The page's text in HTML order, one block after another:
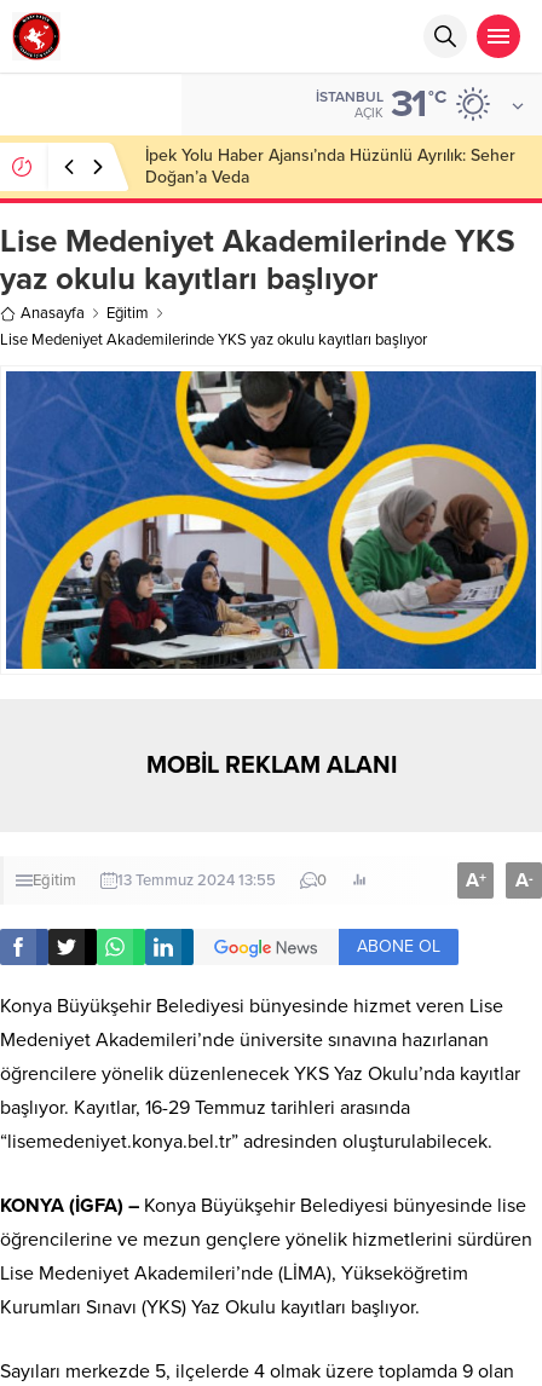
İSTANBUL
AÇIK 31°C
Başkan Nihat Öztürk, Şanahan’da Hacı Eryaman’a
Misafir Oldu
Lise Medeniyet Akademilerinde YKS
yaz okulu kayıtları başlıyor
Anasayfa
Eğitim
Lise Medeniyet Akademilerinde YKS yaz okulu kayıtları başlıyor
MOBİL REKLAM ALANI
Eğitim 13 Temmuz 2024 13:55 0 A+ A-
ABONE OL
Konya Büyükşehir Belediyesi bünyesinde hizmet veren Lise
Medeniyet Akademileri’nde üniversite sınavına hazırlanan
öğrencilere yönelik düzenlenecek YKS Yaz Okulu’nda kayıtlar
başlıyor. Kayıtlar, 16-29 Temmuz tarihleri arasında
“lisemedeniyet.konya.bel.tr” adresinden oluşturulabilecek.
KONYA (İGFA) – Konya Büyükşehir Belediyesi bünyesinde lise
öğrencilerine ve mezun gençlere yönelik hizmetlerini sürdüren
Lise Medeniyet Akademileri’nde (LİMA), Yükseköğretim
Kurumları Sınavı (YKS) Yaz Okulu kayıtları başlıyor.
Sayıları merkezde 5, ilçelerde 4 olmak üzere toplamda 9 olan